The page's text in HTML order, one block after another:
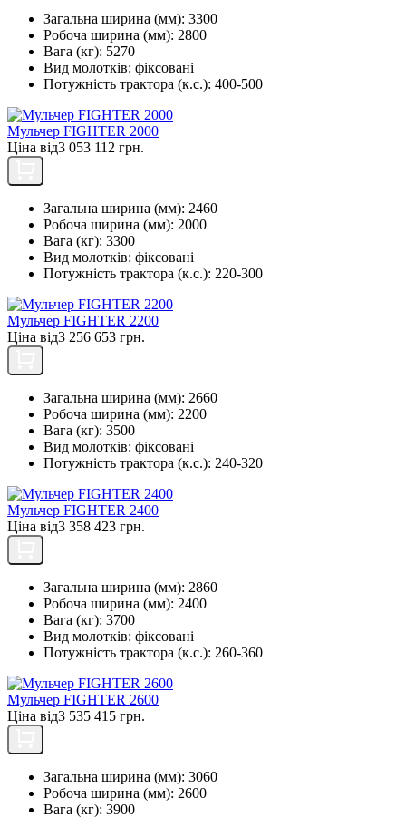
Загальна ширина (мм): 3300
Робоча ширина (мм): 2800
Вага (кг): 5270
Вид молотків: фіксовані
Потужність трактора (к.с.): 400-500
Мульчер FIGHTER 2000
Ціна від3 053 112 грн.
Загальна ширина (мм): 2460
Робоча ширина (мм): 2000
Вага (кг): 3300
Вид молотків: фіксовані
Потужність трактора (к.с.): 220-300
Мульчер FIGHTER 2200
Ціна від3 256 653 грн.
Загальна ширина (мм): 2660
Робоча ширина (мм): 2200
Вага (кг): 3500
Вид молотків: фіксовані
Потужність трактора (к.с.): 240-320
Мульчер FIGHTER 2400
Ціна від3 358 423 грн.
Загальна ширина (мм): 2860
Робоча ширина (мм): 2400
Вага (кг): 3700
Вид молотків: фіксовані
Потужність трактора (к.с.): 260-360
Мульчер FIGHTER 2600
Ціна від3 535 415 грн.
Загальна ширина (мм): 3060
Робоча ширина (мм): 2600
Вага (кг): 3900